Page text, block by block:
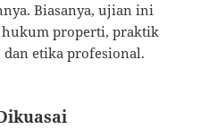
Biasanya, ujian ini
properti, praktik
etika profesional.